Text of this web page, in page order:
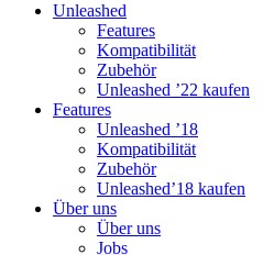
Unleashed
Features
Kompatibilität
Zubehör
Unleashed ’22 kaufen
Features
Unleashed ’18
Kompatibilität
Zubehör
Unleashed’18 kaufen
Über uns
Über uns
Jobs